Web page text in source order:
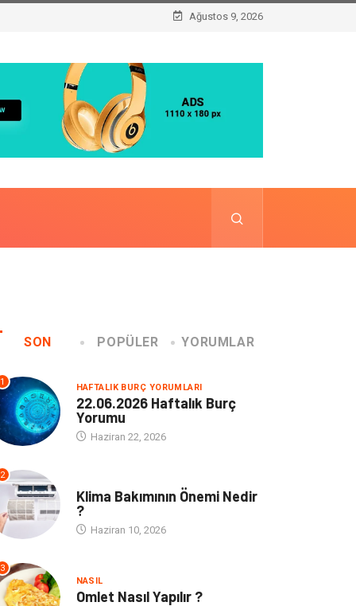
Ağustos 9, 2026
SON POPÜLER YORUMLAR
1 HAFTALIK BURÇ YORUMLARI
22.06.2026 Haftalık Burç
Yorumu
Haziran 22, 2026
2
Klima Bakımının Önemi Nedir
?
Haziran 10, 2026
3
NASIL
Omlet Nasıl Yapılır ?